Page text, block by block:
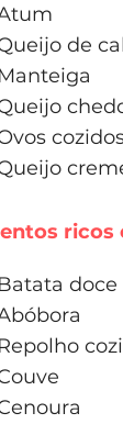
de
Manteiga
ricos
Batata doce
Repolho